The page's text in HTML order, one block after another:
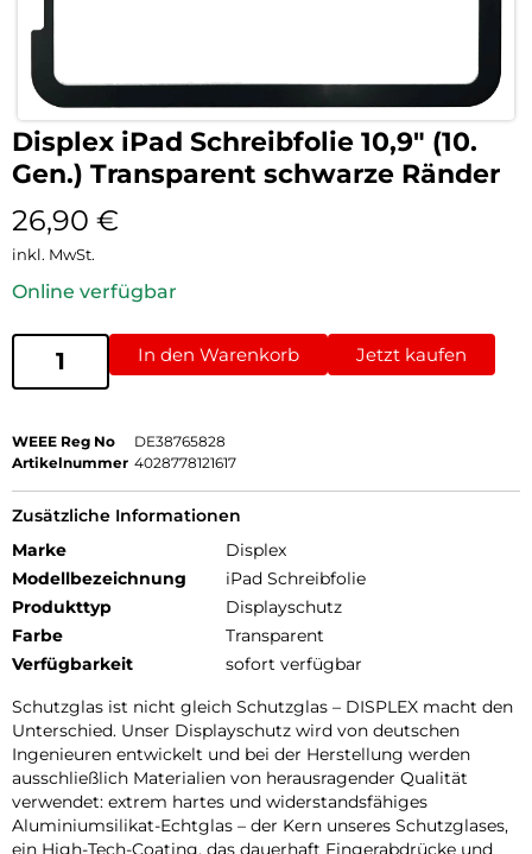
Displex iPad Schreibfolie 10,9″ (10.
Gen.) Transparent schwarze Ränder
26,90 €
inkl. MwSt.
Online verfügbar
In den Warenkorb Jetzt kaufen
WEEE Reg No
DE38765828
Artikelnummer 4028778121617
Zusätzliche Informationen
Marke
Displex
Modellbezeichnung
iPad Schreibfolie
Produkttyp
Displayschutz
Farbe
Transparent
Verfügbarkeit
sofort verfügbar
Schutzglas ist nicht gleich Schutzglas – DISPLEX macht den
Unterschied. Unser Displayschutz wird von deutschen
Ingenieuren entwickelt und bei der Herstellung werden
ausschließlich Materialien von herausragender Qualität
verwendet: extrem hartes und widerstandsfähiges
Aluminiumsilikat-Echtglas – der Kern unseres Schutzglases,
ein High-Tech-Coating, das dauerhaft Fingerabdrücke und